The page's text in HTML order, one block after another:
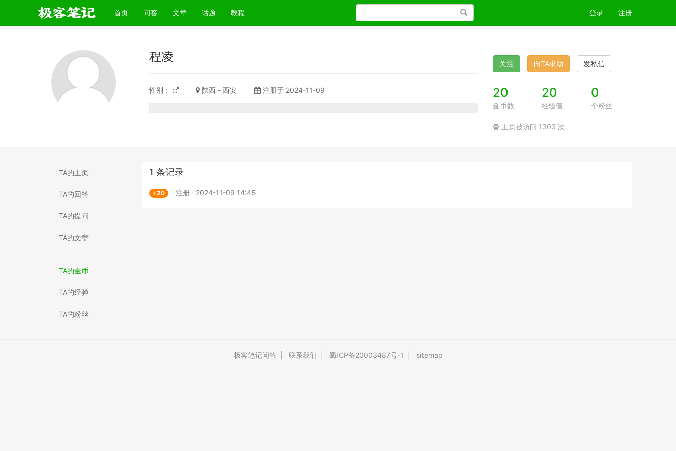
首页(current)
问答 文章 话题 教程 搜索 登录 注册
程凌
性别： 陕西 - 西安 注册于 2024-11-09
关注 向TA求助 发私信
20
金币数
20
经验值
0
个粉丝
主页被访问 1303 次
TA的主页
TA的回答
TA的提问
TA的文章
TA的金币
TA的经验
TA的粉丝
1 条记录
+20 注册 · 2024-11-09 14:45
极客笔记问答 联系我们 蜀ICP备20003487号-1 sitemap